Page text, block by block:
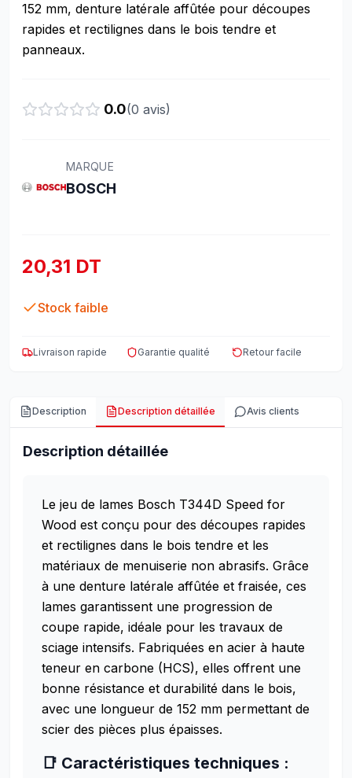
152 mm, denture latérale affûtée pour découpes
rapides et rectilignes dans le bois tendre et
panneaux.
0.0(0 avis)
MARQUE
BOSCH
20,31 DT
Stock faible
Livraison rapide Garantie qualité Retour facile
Description Description détaillée Avis clients
Description détaillée
Le jeu de lames Bosch T344D Speed for
Wood est conçu pour des découpes rapides
et rectilignes dans le bois tendre et les
matériaux de menuiserie non abrasifs. Grâce
à une denture latérale affûtée et fraisée, ces
lames garantissent une progression de
coupe rapide, idéale pour les travaux de
sciage intensifs. Fabriquées en acier à haute
teneur en carbone (HCS), elles offrent une
bonne résistance et durabilité dans le bois,
avec une longueur de 152 mm permettant de
scier des pièces plus épaisses.
📑 Caractéristiques techniques :